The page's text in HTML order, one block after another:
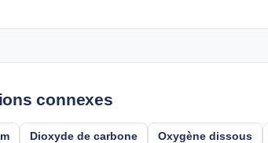
connexes
Dioxyde de carbone Oxygène dissous